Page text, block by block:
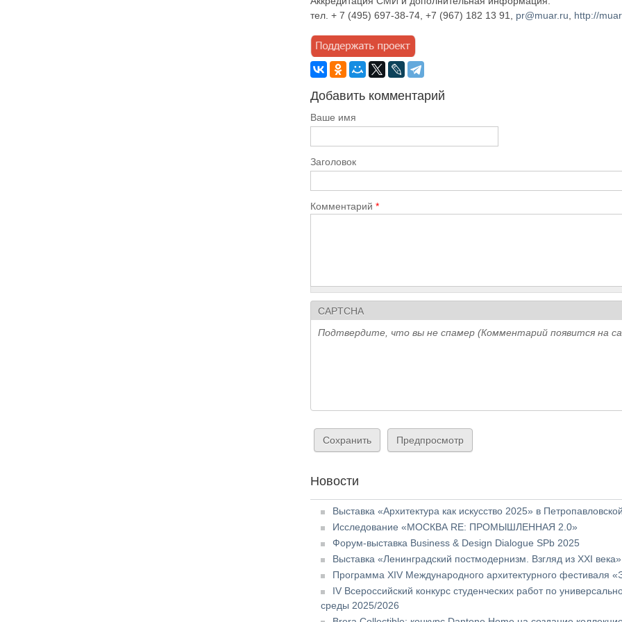
тел. + 7 (495) 697-38-74, +7 (967) 182 13 91, pr@muar.ru http://
Добавить комментарий
Ваше имя
Заголовок
Комментарий*
CAPTCHA
Подтвердите, что вы не спамер (Комментарий появится на
Новости
Выставка «Архитектура как искусство 2025» в
Исследование «МОСКВА RE: ПРОМЫШЛЕННАЯ 2.0»
Форум-выставка Business & Design Dialogue SPb 2025
Выставка «Ленинградский постмодернизм. Взгляд из XXI
Программа XIV Международного архитектурного фестиваля
IV Всероссийский конкурс студенческих работ по
среды 2025/2026